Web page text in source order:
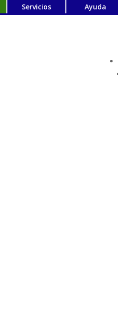
Servicios Ayuda